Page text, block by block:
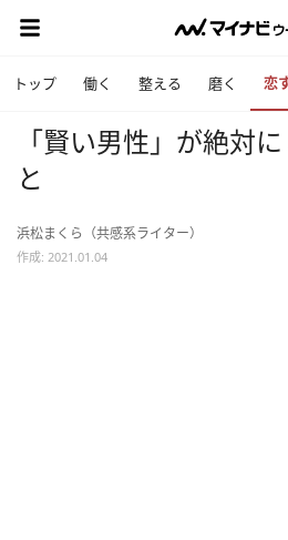
トップ 働く 整える 磨く 恋
「賢い男性」が絶対
と
浜松まくら（共感系ライター）
作成: 2021.01.04